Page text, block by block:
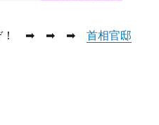
うぞ！ ➡︎ ➡︎ ➡︎首相官邸